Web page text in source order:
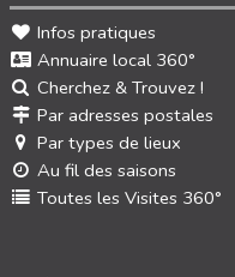
Infos pratiques
Annuaire local 360°
Cherchez & Trouvez !
Par adresses postales
Par types de lieux
Au fil des saisons
Toutes les Visites 360°